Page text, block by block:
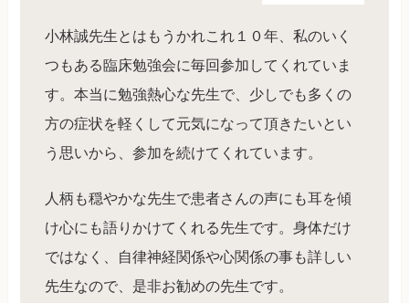
小林誠先生とはもうかれこれ１０年、私のいく
つもある臨床勉強会に毎回参加してくれていま
す。本当に勉強熱心な先生で、少しでも多くの
方の症状を軽くして元気になって頂きたいとい
う思いから、参加を続けてくれています。
人柄も穏やかな先生で患者さんの声にも耳を傾
け心にも語りかけてくれる先生です。身体だけ
ではなく、自律神経関係や心関係の事も詳しい
先生なので、是非お勧めの先生です。